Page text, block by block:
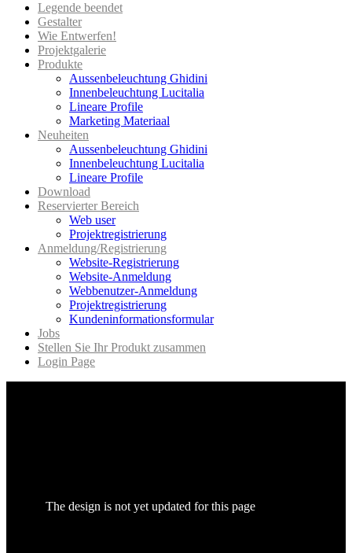
Legende beendet
Gestalter
Wie Entwerfen!
Projektgalerie
Produkte
Aussenbeleuchtung Ghidini
Innenbeleuchtung Lucitalia
Lineare Profile
Marketing Materiaal
Neuheiten
Aussenbeleuchtung Ghidini
Innenbeleuchtung Lucitalia
Lineare Profile
Download
Reservierter Bereich
Web user
Projektregistrierung
Anmeldung/Registrierung
Website-Registrierung
Website-Anmeldung
Webbenutzer-Anmeldung
Projektregistrierung
Kundeninformationsformular
Jobs
Stellen Sie Ihr Produkt zusammen
Login Page
The design is not yet updated for this page